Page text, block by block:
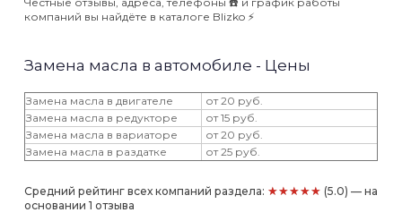
компаний вы найдёте в каталоге Blizko ⚡️
Замена масла в автомобиле - Цены
Замена масла в двигателе
от 20 руб.
Замена масла в редукторе
от 15 руб.
Замена масла в вариаторе
от 20 руб.
Замена масла в раздатке
от 25 руб.
Средний рейтинг всех компаний раздела: ★★★★★ (5.0) — на
основании 1 отзыва